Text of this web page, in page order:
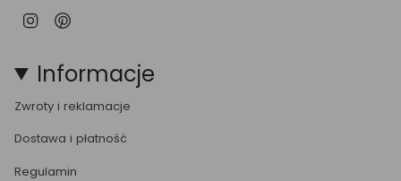
Instagram
Informacje
Zwroty i reklamacje
Dostawa i płatność
Regulamin